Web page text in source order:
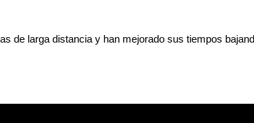
de larga distancia y han mejorado sus tiempos